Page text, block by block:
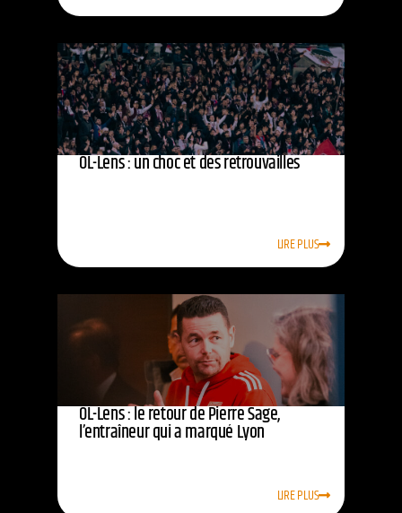
OL-Lens : un choc et des retrouvailles
LIRE PLUS
OL-Lens : le retour de Pierre Sage,
l’entraîneur qui a marqué Lyon
LIRE PLUS